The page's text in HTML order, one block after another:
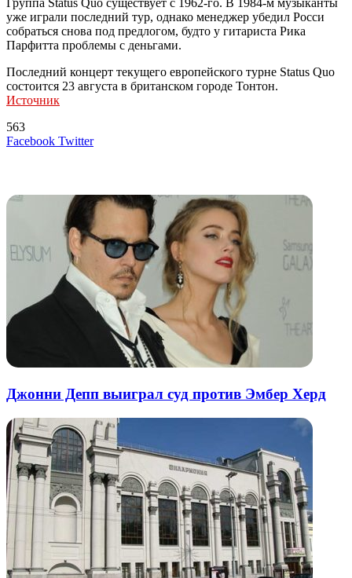
уже играли последний тур, однако менеджер убедил Росси
собраться снова под предлогом, будто у гитариста Рика
Парфитта проблемы с деньгами.
Последний концерт текущего европейского турне Status Quo
состоится 23 августа в британском городе Тонтон.
Источник
563
Facebook TwitterLinkedIn
Tumblr
Reddit
Вконтакте
Одноклассники
Skype
Messenger
Messenger
WhatsApp
Telegram
Viber
Line
Поделиться
Печатать
Джонни Депп выиграл суд против Эмбер Херд